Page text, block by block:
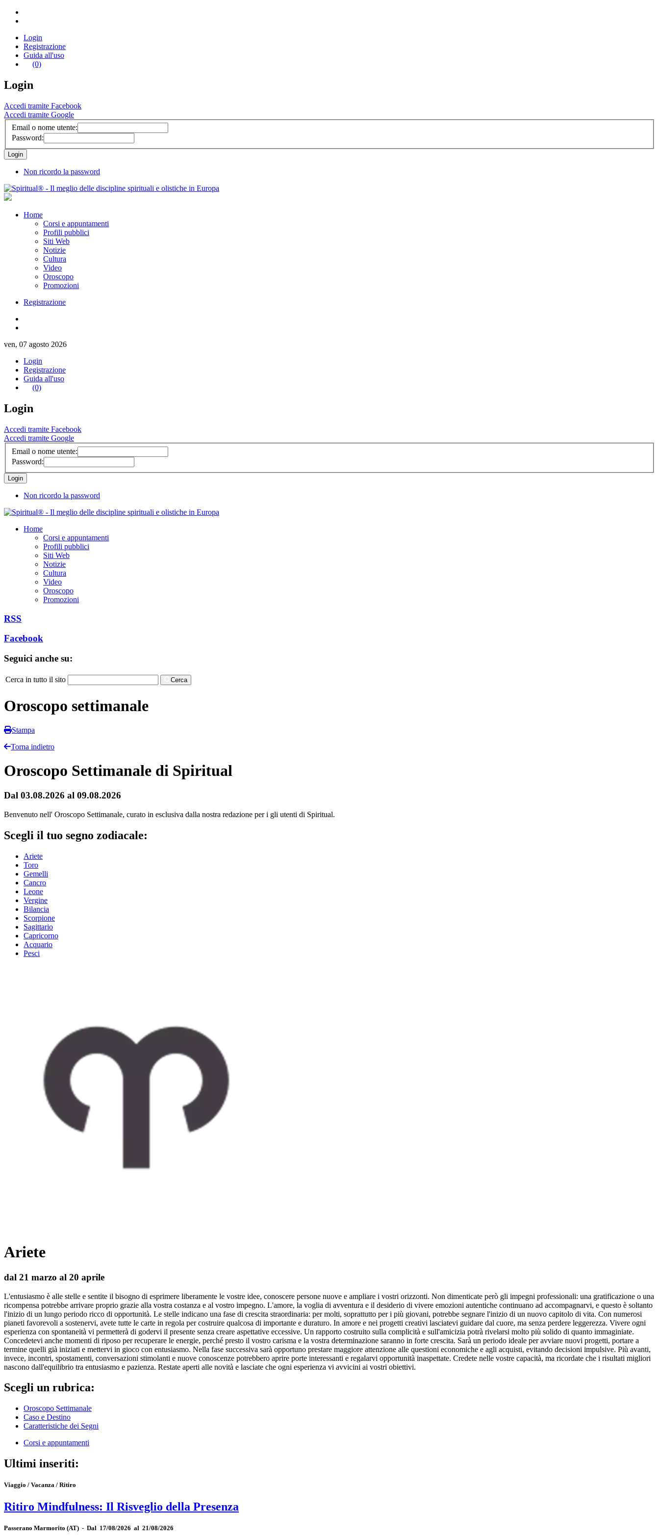
Login
Registrazione
Guida all'uso
(0)
Login
Accedi tramite Facebook
Accedi tramite Google
Email o nome utente:
Password:
Non ricordo la password
Home
Corsi e appuntamenti
Profili pubblici
Siti Web
Notizie
Cultura
Video
Oroscopo
Promozioni
Registrazione
ven, 07 agosto 2026
Login
Registrazione
Guida all'uso
(0)
Login
Accedi tramite Facebook
Accedi tramite Google
Email o nome utente:
Password:
Non ricordo la password
Home
Corsi e appuntamenti
Profili pubblici
Siti Web
Notizie
Cultura
Video
Oroscopo
Promozioni
RSS
Facebook
Seguici anche su:
Cerca in tutto il sito Cerca
Oroscopo settimanale
Stampa
Torna indietro
Oroscopo Settimanale di Spiritual
Dal 03.08.2026 al 09.08.2026
Benvenuto nell' Oroscopo Settimanale, curato in esclusiva dalla nostra redazione per i gli utenti di Spiritual.
Scegli il tuo segno zodiacale:
Ariete
Toro
Gemelli
Cancro
Leone
Vergine
Bilancia
Scorpione
Sagittario
Capricorno
Acquario
Pesci
Ariete
dal 21 marzo al 20 aprile
L'entusiasmo è alle stelle e sentite il bisogno di esprimere liberamente le vostre idee, conoscere persone nuove e ampliare i vostri orizzonti. Non dimenticate però gli impegni professionali: una gratificazione o una
ricompensa potrebbe arrivare proprio grazie alla vostra costanza e al vostro impegno. L'amore, la voglia di avventura e il desiderio di vivere emozioni autentiche continuano ad accompagnarvi, e questo è soltanto
l'inizio di un lungo periodo ricco di opportunità. Le stelle indicano una fase di crescita straordinaria: per molti, soprattutto per i più giovani, potrebbe segnare l'inizio di un nuovo capitolo di vita. Con numerosi
pianeti favorevoli a sostenervi, avete tutte le carte in regola per costruire qualcosa di importante e duraturo. In amore e nei progetti creativi lasciatevi guidare dal cuore, ma senza perdere leggerezza. Vivere ogni
esperienza con spontaneità vi permetterà di godervi il presente senza creare aspettative eccessive. Un rapporto costruito sulla complicità e sull'amicizia potrà rivelarsi molto più solido di quanto immaginiate.
Concedetevi anche momenti di riposo per recuperare le energie, perché presto il vostro carisma e la vostra determinazione saranno in forte crescita. Sarà un periodo ideale per avviare nuovi progetti, portare a
termine quelli già iniziati e mettervi in gioco con entusiasmo. Nella fase successiva sarà opportuno prestare maggiore attenzione alle questioni economiche e agli acquisti, evitando decisioni impulsive. Più avanti,
invece, incontri, spostamenti, conversazioni stimolanti e nuove conoscenze potrebbero aprire porte interessanti e regalarvi opportunità inaspettate. Credete nelle vostre capacità, ma ricordate che i risultati migliori
nascono dall'equilibrio tra entusiasmo e pazienza. Restate aperti alle novità e lasciate che ogni esperienza vi avvicini ai vostri obiettivi.
Scegli un rubrica:
Oroscopo Settimanale
Caso e Destino
Caratteristiche dei Segni
Corsi e appuntamenti
Ultimi inseriti:
Viaggio / Vacanza / Ritiro
Ritiro Mindfulness: Il Risveglio della Presenza
Passerano Marmorito (AT) - Dal 17/08/2026 al 21/08/2026